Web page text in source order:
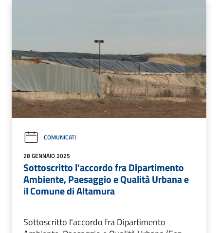
COMUNICATI
28 GENNAIO 2025
Sottoscritto l'accordo fra Dipartimento
Ambiente, Paesaggio e Qualità Urbana e
il Comune di Altamura
Sottoscritto l'accordo fra Dipartimento